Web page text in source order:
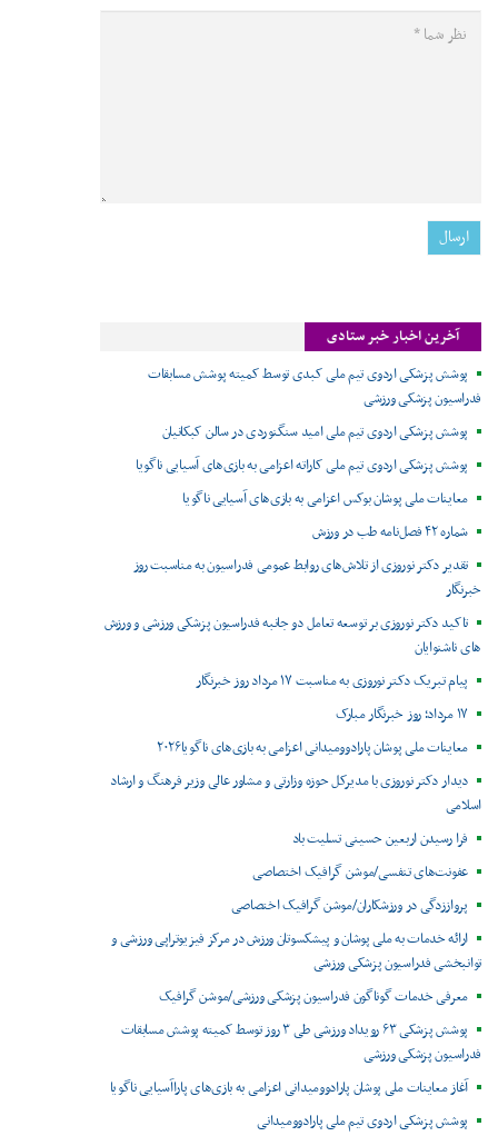
آخرین اخبار خبر ستادی
پوشش پزشکی اردوی تیم ملی کبدی توسط کمیته پوشش مسابقات
فدراسیون پزشکی ورزشی
پوشش پزشکی اردوی تیم ملی امید سنگنوردی در سالن کبکانیان
پوشش پزشکی اردوی تیم ملی کاراته اعزامی به بازی‌های آسیایی ناگویا
معاینات ملی پوشان بوکس اعزامی به بازی‌های آسیایی ناگویا
شماره ۴۲ فصل‌نامه طب در ورزش
تقدیر دکتر نوروزی از تلاش‌های روابط عمومی فدراسیون به مناسبت روز
خبرنگار
تاکید دکتر نوروزی بر توسعه تعامل دو جانبه فدراسیون پزشکی ورزشی و ورزش
های ناشنوایان
پیام تبریک دکتر نوروزی به مناسبت ۱۷ مرداد روز خبرنگار
۱۷ مرداد؛ روز خبرنگار مبارک
معاینات ملی پوشان پارادوومیدانی اعزامی به بازی‌های ناگویا۲۰۲۶
دیدار دکتر نوروزی با مدیرکل حوزه وزارتی و مشاور عالی وزیر فرهنگ و ارشاد
اسلامی
فرا رسیدن اربعین حسینی تسلیت باد
عفونت‌های تنفسی/موشن گرافیک اختصاصی
پرواززدگی در ورزشکاران/موشن گرافیک اختصاصی
ارائه خدمات به ملی پوشان و پیشکسوتان ورزش در مرکز فیزیوتراپی ورزشی و
توانبخشی فدراسیون پزشکی ورزشی
معرفی خدمات گوناگون فدراسیون پزشکی ورزشی/موشن گرافیک
پوشش پزشکی ۶۳ رویداد ورزشی طی ۳ روز توسط کمیته پوشش مسابقات
فدراسیون پزشکی ورزشی
آغاز معاینات ملی پوشان پارادوومیدانی اعزامی به بازی‌های پاراآسیایی ناگویا
پوشش پزشکی اردوی تیم ملی پارادوومیدانی